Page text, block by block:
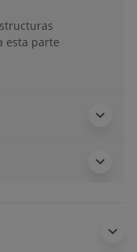
esta parte